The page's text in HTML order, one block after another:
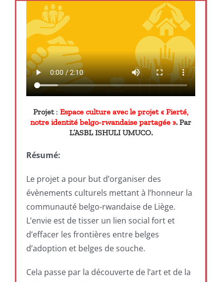
Projet: Espace culture avec le projet « Fierté,
notre identité belgo-rwandaise partagée ». Par
L’ASBL ISHULI UMUCO.
Résumé:
Le projet a pour but d’organiser des
évènements culturels mettant à l’honneur la
communauté belgo-rwandaise de Liège.
L’envie est de tisser un lien social fort et
d’effacer les frontières entre belges
d’adoption et belges de souche.
Cela passe par la découverte de l’art et de la